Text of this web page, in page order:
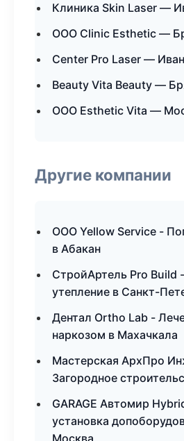
Клиника Skin Laser —
ООО Clinic Esthetic —
Center Pro Laser —
Beauty Vita Beauty —
ООО Esthetic Vita —
Другие компании
ООО Yellow Service -
в Абакан
СтройАртель Pro Build
утепление в Санкт-
Дентал Ortho Lab -
наркозом в Махачкала
Мастерская АрхПро
Загородное
GARAGE Автомир
установка
Москва